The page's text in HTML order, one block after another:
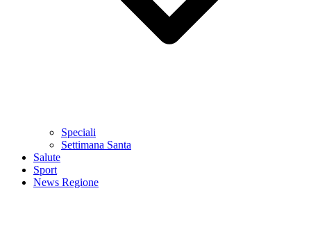
Speciali
Settimana Santa
Salute
Sport
News Regione